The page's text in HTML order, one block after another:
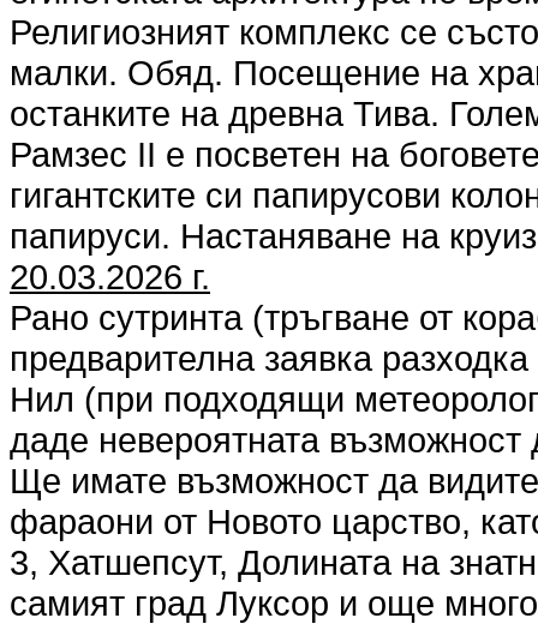
Религиозният комплекс се
малки. Обяд. Посещение на
останките на древна Тива.
Рамзес II е посветен на
гигантските си папирусови
папируси. Настаняване на
20.03.2026 г.
Рано сутринта (тръгване от
предварителна заявка
Нил (при подходящи
даде невероятната възможност
Ще имате възможност да
фараони от Новото царство,
3, Хатшепсут, Долината на
самият град Луксор и още